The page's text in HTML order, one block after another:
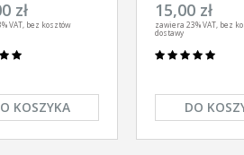
SH30
KONIE
zł
VAT, bez kosztów
KOSZYKA
Agronet PM-5
15,00 zł
zawiera 23% VAT, bez
dostawy
DO